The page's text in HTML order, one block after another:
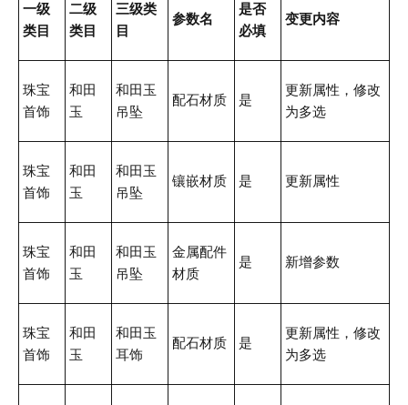
一级
类目
二级
类目
三级类
目
参数名
是否
必填
变更内容
珠宝
首饰
和田
玉
和田玉
吊坠
配石材质 是
更新属性，修改
为多选
珠宝
首饰
和田
玉
和田玉
吊坠
镶嵌材质 是 更新属性
珠宝
首饰
和田
玉
和田玉
吊坠
金属配件
材质
是 新增参数
珠宝
首饰
和田
玉
和田玉
耳饰
配石材质 是
更新属性，修改
为多选